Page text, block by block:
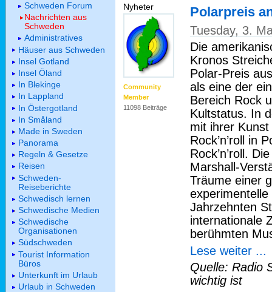
Nyheter
Community
Member
11098 Beiträge
Polarpreis
Tuesday, 3.
Die
Kronos
Polar-Preis
als eine der
Bereich Rock
Kultstatus. In
mit ihrer
Rock’n’roll in
Rock’n’roll.
Marshall-
Träume einer
Jahrzehnten
internationale
berühmten
Lese weiter ...
Quelle: Radio
wichtig ist
Schweden Forum
Nachrichten aus
Schweden
Administratives
Häuser aus Schweden
Insel Gotland
Insel Öland
In Blekinge
In Lappland
In Östergotland
In Småland
Made in Sweden
Panorama
Regeln & Gesetze
Reisen
Schweden-
Reiseberichte
Schwedisch lernen
Schwedische Medien
Schwedische
Organisationen
Südschweden
Tourist Information
Büros
Unterkunft im Urlaub
Urlaub in Schweden